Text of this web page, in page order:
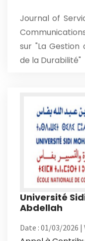
Journal of
sur "La
de la Durabilité"
Université
Abdellah
Date : 01/03/2026 |